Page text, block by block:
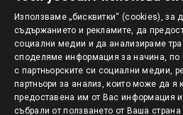
БЮЛЕТИН
Използваме „бисквитки“ (cookies), за
съдържанието и рекламите, да
социални медии и да анализираме
споделяме информация за начина, по
с партньорските си социални медии,
партньори за анализ, които може да я
предоставена им от Вас информация
събрали от ползването от Ваша страна